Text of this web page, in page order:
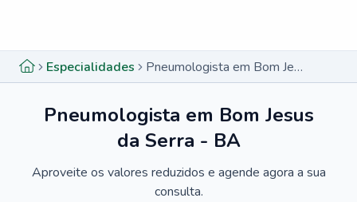
Especialidades Pneumologista em Bom Jesus da Serra - BA
Pneumologista em Bom Jesus
da Serra - BA
Aproveite os valores reduzidos e agende agora a sua
consulta.